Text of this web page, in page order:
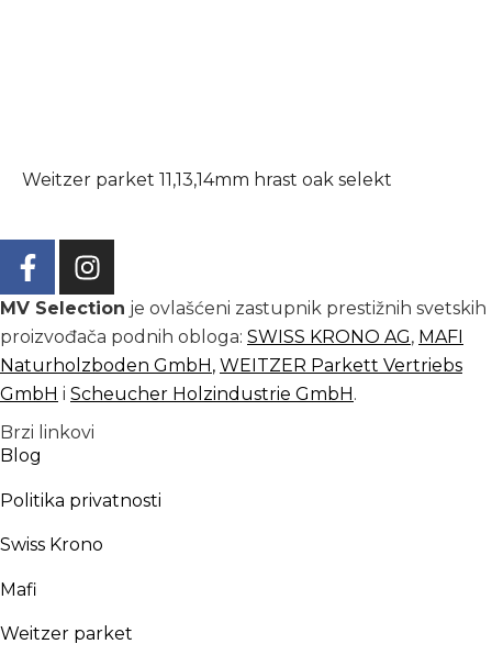
Weitzer parket 11,13,14mm hrast oak selekt
MV Selection je ovlašćeni zastupnik prestižnih svetskih
proizvođača podnih obloga: SWISS KRONO AG, MAFI
Naturholzboden GmbH, WEITZER Parkett Vertriebs
GmbH i Scheucher Holzindustrie GmbH.
Brzi linkovi
Blog
Politika privatnosti
Swiss Krono
Mafi
Weitzer parket